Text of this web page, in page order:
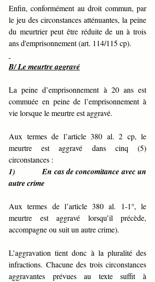
Enfin, conformément au droit commun, par
le jeu des circonstances atténuantes, la peine
du meurtrier peut être réduite de un à trois
ans d'emprisonnement (art. 114/115 cp).
B/ Le meurtre aggravé
La peine d’emprisonnement à 20 ans est
commuée en peine de l’emprisonnement à
vielorsque le meurtre est aggravé.
Aux termes de l’article 380 al. 2 cp, le
meurtre est aggravé dans cinq (5)
circonstances :
1)             En cas de concomitance avec un
autre crime
Aux termes de l’article 380 al. 1-1°, le
meurtre est aggravé lorsqu’il précède,
accompagne ou suit un autre crime).
L’aggravation tient donc à la pluralité des
infractions. Chacune des trois circonstances
aggravantes prévues au texte suffit à